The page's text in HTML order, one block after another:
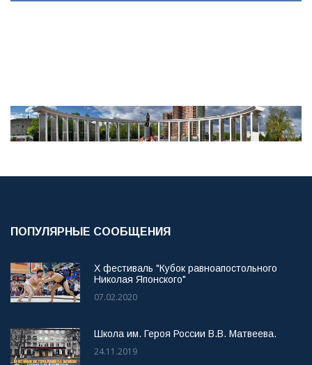
ПОПУЛЯРНЫЕ СООБЩЕНИЯ
X фестиваль "Кубок равноапостольного
Николая Японского"
07.02.2020
Школа им. Героя России В.В. Матвеева.
24.11.2019